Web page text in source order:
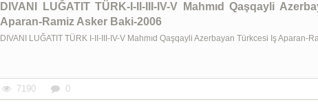
DIVANI LUĞATIT TÜRK-I-II-III-IV-V Mahmıd Qaşqayli
Aparan-Ramiz Asker Baki-2006
DIVANI LUĞATIT TÜRK I-II-III-IV-V Mahmıd Qaşqayli Azerbayan Türkcesi Iş Aparan-
7190 0